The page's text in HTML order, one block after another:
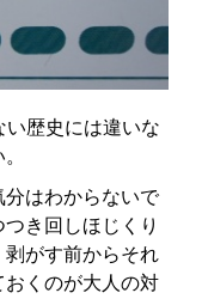
い歴史には違いな
はわからないで
き回しほじくり
がす前からそれ
くのが大人の対